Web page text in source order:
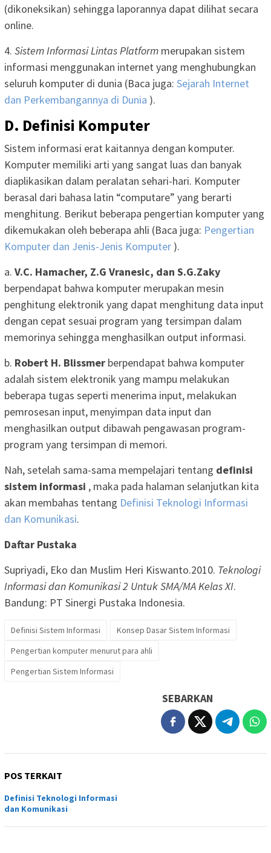
(dikoneksikan) sehingga laporannya dapat dilihat secara
online.
4. Sistem Informasi Lintas Platform merupakan sistem
informasi menggunakan internet yang menghubungkan
seluruh komputer di dunia (Baca juga: Sejarah Internet
dan Perkembangannya di Dunia ).
D. Definisi Komputer
Sistem informasi erat kaitannya dengan komputer.
Komputer memiliki arti yang sangat luas dan banyak
diaplikasikan dalam peralatan sehari-hari. Komputer
berasal dari bahasa latin “computare” yang berarti
menghitung. Berikut beberapa pengertian komputer yang
dikemukakan oleh beberapa ahli (Baca juga: Pengertian
Komputer dan Jenis-Jenis Komputer ).
a. V.C. Hamacher, Z.G Vranesic, dan S.G.Zaky
berpendapat bahwa komputer merupakan mesin
penghitung elektronik yang dapat menghitung data input
dengan cepat sesuai program yang tersimpan dalam
memorinya sehingga menghasilkan output informasi.
b. Robert H. Blissmer berpendapat bahwa komputer
adalah sistem elektronik yang mampu melakukan
beberapa tugas seperti menerima input, melakukan
pemrosesan input, menyimpan data input dan
menghasilkan output dibawah pengawasan program-
program yang tersimpan di memori.
Nah, setelah sama-sama mempelajari tentang definisi
sistem informasi , maka pada halaman selanjutkan kita
akan membahas tentang Definisi Teknologi Informasi
dan Komunikasi.
Daftar Pustaka
Supriyadi, Eko dan Muslim Heri Kiswanto.2010. Teknologi
Informasi dan Komunikasi 2 Untuk SMA/MA Kelas XI.
Bandung: PT Sinergi Pustaka Indonesia.
Definisi Sistem Informasi
Konsep Dasar Sistem Informasi
Pengertian komputer menurut para ahli
Pengertian Sistem Informasi
SEBARKAN
POS TERKAIT
Definisi Teknologi Informasi
dan Komunikasi